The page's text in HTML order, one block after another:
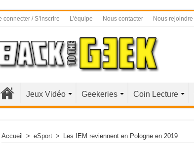
connecter / S’inscrire L’équipe Nous contacter Nous rejoindre
Jeux Vidéo Geekeries Coin Lecture
Accueil > eSport > Les IEM reviennent en Pologne en 2019